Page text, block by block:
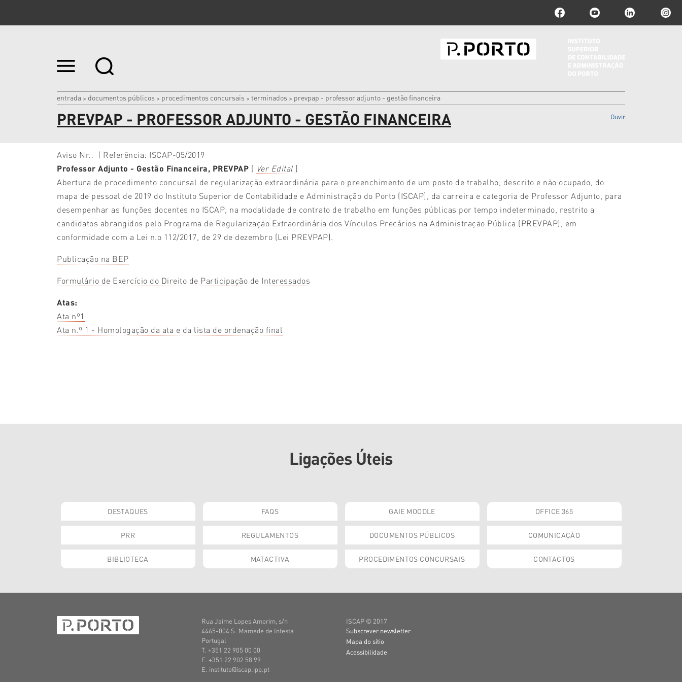
Ir
para
|
Ir
para
entrada > documentos públicos > procedimentos concursais > terminados > prevpap - professor adjunto - gestão financeira
PREVPAP - PROFESSOR ADJUNTO - GESTÃO FINANCEIRA Ouvir
Aviso Nr.: | Referência: ISCAP-05/2019
Professor Adjunto - Gestão Financeira, PREVPAP [ Ver Edital ]
Abertura de procedimento concursal de regularização extraordinária para o preenchimento de um posto de trabalho, descrito e não ocupado, do
mapa de pessoal de 2019 do Instituto Superior de Contabilidade e Administração do Porto (ISCAP), da carreira e categoria de Professor Adjunto, para
desempenhar as funções docentes no ISCAP, na modalidade de contrato de trabalho em funções públicas por tempo indeterminado, restrito a
candidatos abrangidos pelo Programa de Regularização Extraordinária dos Vínculos Precários na Administração Pública (PREVPAP), em
conformidade com a Lei n.o 112/2017, de 29 de dezembro (Lei PREVPAP).
Publicação na BEP
Formulário de Exercício do Direito de Participação de Interessados
Atas:
Ata nº1
Ata n.º 1 - Homologação da ata e da lista de ordenação final
Ligações Úteis
DESTAQUES FAQS GAIE MOODLE OFFICE 365
PRR REGULAMENTOS DOCUMENTOS PÚBLICOS COMUNICAÇÃO
BIBLIOTECA MATACTIVA PROCEDIMENTOS CONCURSAIS CONTACTOS
Rua Jaime Lopes Amorim, s/n
4465-004 S. Mamede de Infesta
Portugal
T. +351 22 905 00 00
F. +351 22 902 58 99
E. instituto@iscap.ipp.pt
ISCAP © 2017
Subscrever newsletter
Mapa do sítio
Acessibilidade